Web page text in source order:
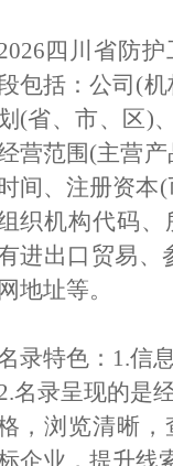
四川省防
包括：公司(
(省、市、区)
营范围(主营
间、注册资本
织机构代码
进出口贸易、
网地址等。
录特色：1.信
名录呈现的是
，浏览清晰
企业，提升线